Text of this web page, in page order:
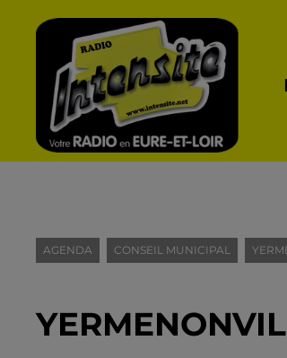
AGENDA CONSEIL MUNICIPAL